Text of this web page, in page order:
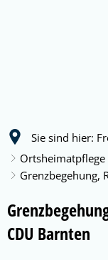
Sie sind hier:
Ortsheimatpflege
Grenzbegehung,
CDU Barnten